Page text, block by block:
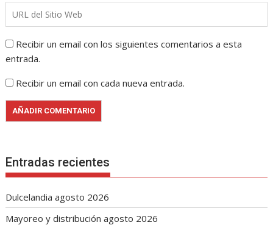
Recibir un email con los siguientes comentarios a esta
entrada.
Recibir un email con cada nueva entrada.
Entradas recientes
Dulcelandia agosto 2026
Mayoreo y distribución agosto 2026